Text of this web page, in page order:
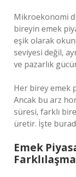
Mikroekonomi
bireyin emek
eşik olarak
seviyesi değil,
ve pazarlık
Her birey emek
Ancak bu arz
süresi, farklı
üretir. İşte
Emek